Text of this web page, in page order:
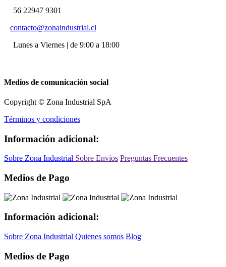
56 22947 9301
contacto@zonaindustrial.cl
Lunes a Viernes | de 9:00 a 18:00
Medios de comunicación social
Copyright © Zona Industrial SpA
Términos y condiciones
Información adicional:
Sobre Zona Industrial Sobre Envíos Preguntas Frecuentes
Medios de Pago
Información adicional:
Sobre Zona Industrial Quienes somos Blog
Medios de Pago